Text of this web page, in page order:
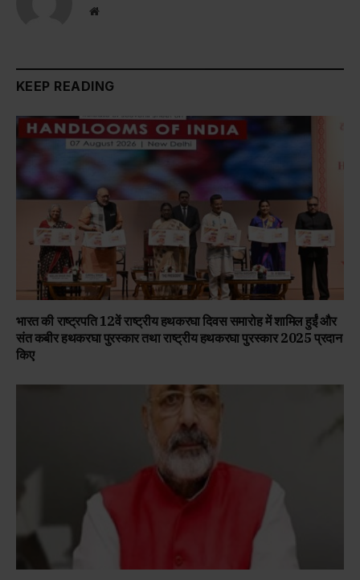
Website
KEEP READING
भारत की राष्ट्रपति 12वें राष्ट्रीय हथकरघा दिवस समारोह में शामिल हुईं और
संत कबीर हथकरघा पुरस्कार तथा राष्ट्रीय हथकरघा पुरस्कार 2025 प्रदान
किए